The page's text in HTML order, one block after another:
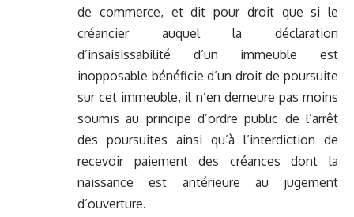
de commerce, et dit pour droit que si le
créancier auquel la déclaration
d’insaisissabilité d’un immeuble est
inopposable bénéficie d’un droit de poursuite
sur cet immeuble, il n’en demeure pas moins
soumis au principe d’ordre public de l’arrêt
des poursuites ainsi qu’à l’interdiction de
recevoir paiement des créances dont la
naissance est antérieure au jugement
d’ouverture.